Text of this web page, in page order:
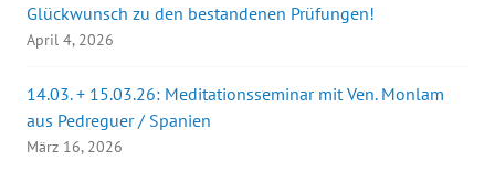
Glückwunsch zu den bestandenen Prüfungen!
April 4, 2026
14.03. + 15.03.26: Meditationsseminar mit Ven. Monlam
aus Pedreguer / Spanien
März 16, 2026